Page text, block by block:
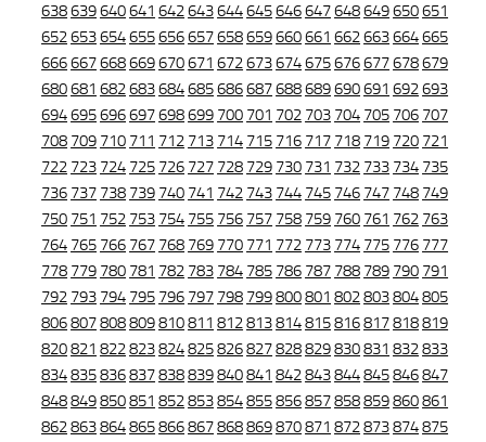
638639640641 642643644645646647648649650651
652653654655656657658659660661 662663664665
666667668669670671 672673674675676677678679
680681 682683684685686687688689690691 692693
694695696697698699 700 701 702 703 704 705 706 707
708 709 710 711 712 713 714 715 716 717 718 719 720 721
722 723 724 725 726 727 728 729 730 731 732 733 734 735
736 737 738 739 740 741 742 743 744 745 746 747 748 749
750 751 752 753 754 755 756 757 758 759 760 761 762 763
764 765 766 767 768 769 770 771 772 773 774 775 776 777
778 779 780 781 782 783 784 785 786 787 788 789 790 791
792 793 794 795 796 797 798 799800801 802803804805
806807808809810811 812813814815816817818819
820821 822823824825826827828829830831 832833
834835836837838839840841 842843844845846847
848849850851 852853854855856857858859860861
862863864865866867868869870871 872873874875